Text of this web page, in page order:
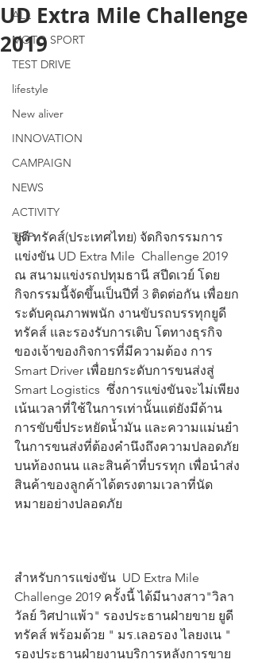
ALL
MOTO SPORT
TEST DRIVE
lifestyle
New aliver
INNOVATION
CAMPAIGN
NEWS
ACTIVITY
TRIP
UD Extra Mile Challenge
2019
ยูดี ทรัคส์(ประเทศไทย) จัดกิจกรรมการ
แข่งขัน UD Extra Mile  Challenge 2019
ณ สนามแข่งรถปทุมธานี สปีดเวย์ โดย
กิจกรรมนี้จัดขึ้นเป็นปีที่ 3 ติดต่อกัน เพื่อยก
ระดับคุณภาพพนัก งานขับรถบรรทุกยูดี
ทรัคส์ และรองรับการเติบ โตทางธุรกิจ
ของเจ้าของกิจการที่มีความต้อง การ
Smart Driver เพื่อยกระดับการขนส่งสู่
Smart Logistics  ซึ่งการแข่งขันจะไม่เพียง
เน้นเวลาที่ใช้ในการเท่านั้นแต่ยังมีด้าน
การขับขี่ประหยัดน้ำมัน และความแม่นยำ
ในการขนส่งที่ต้องคำนึงถึงความปลอดภัย
บนท้องถนน และสินค้าที่บรรทุก เพื่อนำส่ง
สินค้าของลูกค้าได้ตรงตามเวลาที่นัด
หมายอย่างปลอดภัย
สำหรับการแข่งขัน  UD Extra Mile
Challenge 2019 ครั้งนี้ ได้มีนางสาว"วิลา
วัลย์ วิศปาแพ้ว" รองประธานฝ่ายขาย ยูดี
ทรัคส์ พร้อมด้วย " มร.เลอรอง ไลยงเน "
รองประธานฝ่ายงานบริการหลังการขาย